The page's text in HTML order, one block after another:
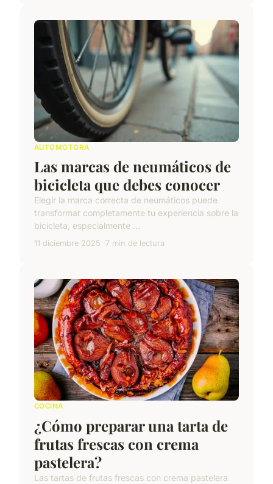
AUTOMOTORA
Las marcas de neumáticos de
bicicleta que debes conocer
Elegir la marca correcta de neumáticos puede
transformar completamente tu experiencia sobre la
bicicleta, especialmente ...
11 diciembre 2025 7 min de lectura
COCINA
¿Cómo preparar una tarta de
frutas frescas con crema
pastelera?
Las tartas de frutas frescas con crema pastelera